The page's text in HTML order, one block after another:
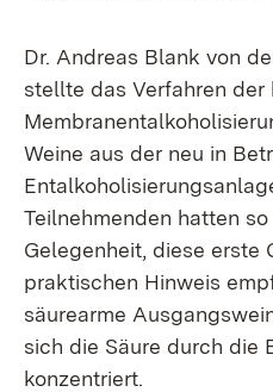
Dr. Andreas Blank von
stellte das Verfahren der
Weine aus der neu in
Teilnehmenden hatten
Gelegenheit, diese erste
praktischen Hinweis
säurearme
sich die Säure durch die
konzentriert.